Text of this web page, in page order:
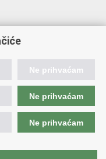
Ne prihvaćam
Ne prihvaćam
Ne prihvaćam